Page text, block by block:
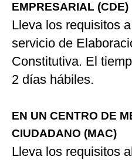
EMPRESARIAL (CDE)
Lleva los requisitos
servicio de
Constitutiva. El
2 días hábiles.
EN UN CENTRO DE
CIUDADANO (MAC)
Lleva los requisitos